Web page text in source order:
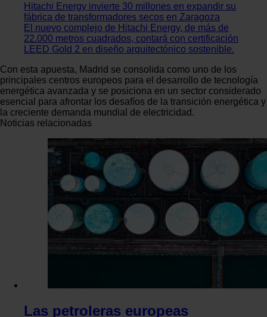
Hitachi Energy invierte 30 millones en expandir su
fábrica de transformadores secos en Zaragoza
El nuevo complejo de Hitachi Energy, de más de
22.000 metros cuadrados, contará con certificación
LEED Gold 2 en diseño arquitectónico sostenible.
Con esta apuesta, Madrid se consolida como uno de los
principales centros europeos para el desarrollo de tecnología
energética avanzada y se posiciona en un sector considerado
esencial para afrontar los desafíos de la transición energética y
la creciente demanda mundial de electricidad.
Noticias relacionadas
Las petroleras europeas